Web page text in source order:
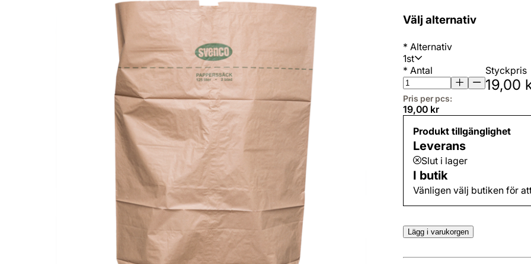
Välj alternativ
* Alternativ
1st
* Antal Styckpris
19,00
Pris per pcs:
19,00 kr
Produkt tillgänglighet
Leverans
Slut i lager
I butik
Vänligen välj butiken för
Lägg i varukorgen